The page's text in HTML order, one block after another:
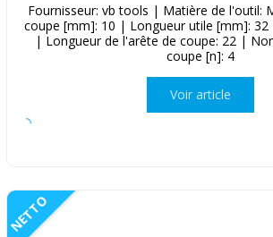
Fournisseur: vb tools | Matière de l'outil:
coupe [mm]: 10 | Longueur utile [mm]:
| Longueur de l'arête de coupe: 22 |
coupe [n]: 4
Voir article
NETTO